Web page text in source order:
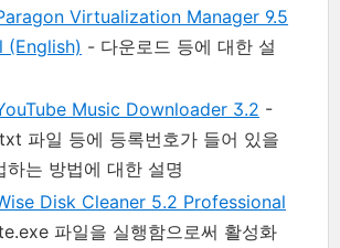
Virtualization Manager 9.5
(English) - 다운로드 등에 대한 설
Music Downloader 3.2 -
파일 등에 등록번호가 들어 있을
하는 방법에 대한 설명
Disk Cleaner 5.2 Professional
파일을 실행함으로써 활성화